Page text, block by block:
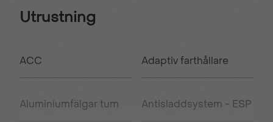
Utrustning
ACC Adaptiv farthållare
Aluminiumfälgar tum Antisladdsystem - ESP